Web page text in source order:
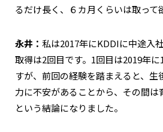
るだけ長く、６カ月くらいは取って
永井： 私は2017年にKDDIに中途入
取得は2回目です。1回目は2019年
すが、前回の経験を踏まえると、生
力に不安があることから、その間は
という結論になりました。